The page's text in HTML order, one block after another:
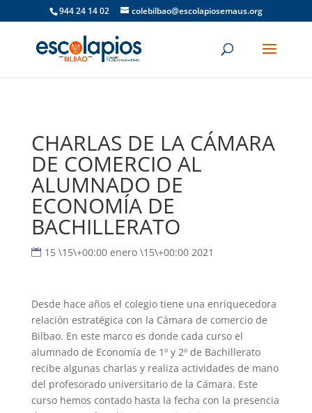
944 24 14 02 colebilbao@escolapiosemaus.org
CHARLAS DE LA CÁMARA
DE COMERCIO AL
ALUMNADO DE
ECONOMÍA DE
BACHILLERATO
15 \15\+00:00 enero \15\+00:00 2021
Desde hace años el colegio tiene una enriquecedora
relación estratégica con la Cámara de comercio de
Bilbao. En este marco es donde cada curso el
alumnado de Economía de 1º y 2º de Bachillerato
recibe algunas charlas y realiza actividades de mano
del profesorado universitario de la Cámara. Este
curso hemos contado hasta la fecha con la presencia